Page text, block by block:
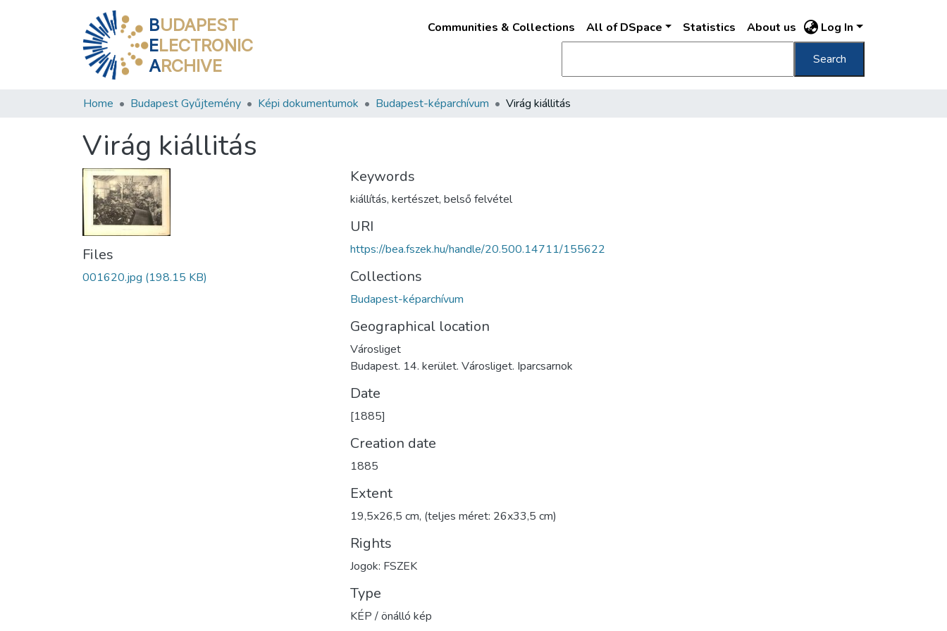
BUDAPEST
ELECTRONIC
ARCHIVE
Communities & Collections All of DSpace Statistics About us Log In
Search
Home Budapest Gyűjtemény Képi dokumentumok Budapest-képarchívum Virág kiállitás
Virág kiállitás
Files
001620.jpg (198.15 KB)
Keywords
kiállítás, kertészet, belső felvétel
URI
https://bea.fszek.hu/handle/20.500.14711/155622
Collections
Budapest-képarchívum
Geographical location
Városliget
Budapest. 14. kerület. Városliget. Iparcsarnok
Date
[1885]
Creation date
1885
Extent
19,5x26,5 cm, (teljes méret: 26x33,5 cm)
Rights
Jogok: FSZEK
Type
KÉP / önálló kép